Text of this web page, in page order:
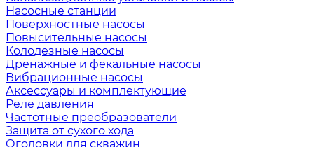
Насосные станции
Поверхностные насосы
Повысительные насосы
Колодезные насосы
Дренажные и фекальные насосы
Вибрационные насосы
Аксессуары и комплектующие
Реле давления
Частотные преобразователи
Защита от сухого хода
Оголовки для скважин